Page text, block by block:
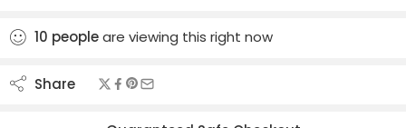
10 peopleare viewing this right now
Share